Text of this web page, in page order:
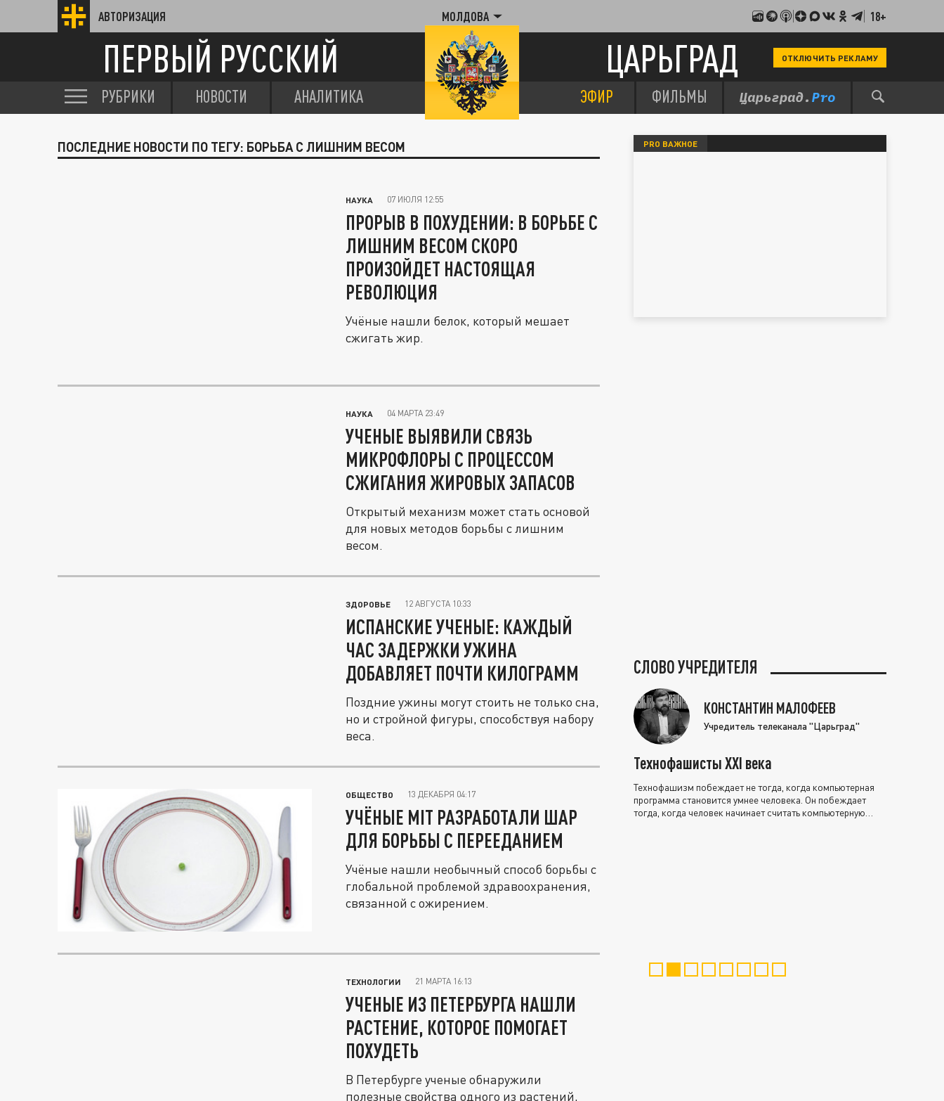
АВТОРИЗАЦИЯ МОЛДОВА 18+
ПЕРВЫЙ РУССКИЙ ЦАРЬГРАД ОТКЛЮЧИТЬ РЕКЛАМУ
РУБРИКИ НОВОСТИ АНАЛИТИКА ЭФИР ФИЛЬМЫ
ПОСЛЕДНИЕ НОВОСТИ ПО ТЕГУ: БОРЬБА С ЛИШНИМ ВЕСОМ
НАУКА 07 ИЮЛЯ 12:55
ПРОРЫВ В ПОХУДЕНИИ: В БОРЬБЕ С
ЛИШНИМ ВЕСОМ СКОРО
ПРОИЗОЙДЕТ НАСТОЯЩАЯ
РЕВОЛЮЦИЯ
Учёные нашли белок, который мешает
сжигать жир.
НАУКА 04 МАРТА 23:49
УЧЕНЫЕ ВЫЯВИЛИ СВЯЗЬ
МИКРОФЛОРЫ С ПРОЦЕССОМ
СЖИГАНИЯ ЖИРОВЫХ ЗАПАСОВ
Открытый механизм может стать основой
для новых методов борьбы с лишним
весом.
ЗДОРОВЬЕ 12 АВГУСТА 10:33
ИСПАНСКИЕ УЧЕНЫЕ: КАЖДЫЙ
ЧАС ЗАДЕРЖКИ УЖИНА
ДОБАВЛЯЕТ ПОЧТИ КИЛОГРАММ
Поздние ужины могут стоить не только сна,
но и стройной фигуры, способствуя набору
веса.
ОБЩЕСТВО 13 ДЕКАБРЯ 04:17
УЧЁНЫЕ MIT РАЗРАБОТАЛИ ШАР
ДЛЯ БОРЬБЫ С ПЕРЕЕДАНИЕМ
Учёные нашли необычный способ борьбы с
глобальной проблемой здравоохранения,
связанной с ожирением.
ТЕХНОЛОГИИ 21 МАРТА 16:13
УЧЕНЫЕ ИЗ ПЕТЕРБУРГА НАШЛИ
РАСТЕНИЕ, КОТОРОЕ ПОМОГАЕТ
ПОХУДЕТЬ
В Петербурге ученые обнаружили
полезные свойства одного из растений,
PRO ВАЖНОЕ
СЛОВО УЧРЕДИТЕЛЯ
КОНСТАНТИН МАЛОФЕЕВ
Учредитель телеканала "Царьград"
Технофашисты XXI века
Технофашизм побеждает не тогда, когда компьютерная
программа становится умнее человека. Он побеждает
тогда, когда человек начинает считать компьютерную